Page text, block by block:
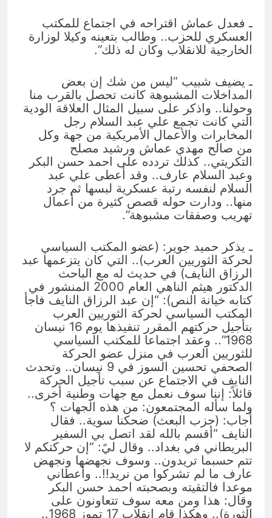
ـ فعدل عماش اقتراحه في اجتماع للمكتب
العسكري للحزب.. وطالب بتعينه وكيلا لوزارة
الخارجية للانقلاب وكان له ذلك”.
ـ يضيف شبيب “ليس من شك إن بعض
المداخلات المشبوهة كانت تحصل بالقرب منا
وحولنا.. واذكر على سبيل المثال العلاقة الودية
التي كانت تجمع علي عبد السلام رجل
المخابرات والأعمال الأمريكية من جهة وكل
من صالح مهدي عماش ورشيد مصلح
التكريتي.. كذلك تردده على احمد حسن البكر
وعبد السلام عارف.. وقد أعطى علي عبد
السلام لنفسه رتبة عسكرية لبسها ثم جرد
منها.. ودارت حوله قصص كثيرة من أعمال
تهريب وصفقات مشبوهة”.
ـ يذكر حميد جوير: (عضو المكتب السياسي
لحركة الثوريين العرب).. التي كان يتزعمها عبد
الرزاق النايف) في حديث له مع الباحث
الدكتور هيثم الناهي العام 2000 المنشور في
كتابه خيانة النص): “إن عبد الرزاق النايف فاجأ
المكتب السياسي لحركة الثوريين العرب
بتأجيل حركتهم المقرر تنفيذها يوم 16 نيسان
1968”.. وعقد اجتماعا للمكتب السياسي
للثوريين العرب في منزل عضو الحركة
الصحفي تحسين السوز في 9 نيسان.. وتحدث
النايف في الاجتماع عن سبب تأجيل الحركة
قائلاً: إننا سوف نعمل مع جهات وطنية أخرى..
ولما سأله المجتمعون: من هذه الجهات ؟
أجاب: (حزب البعث) ضحكنا سوية.. فقال
النايف “أقسم بالله لقد اتصل بي السفير
البريطاني في بغداد.. وقال ليً: “إن حركتكم لا
تتم حسبما تريدون.. وسوف نجهضها ونجهض
عارف ما لم تشركوا من نريد!!.. وأعطاني
موعدا فالتقيته وبصحبته احمد حسن البكر
وقال: هذا ومن معه سوف تتعاونون على
الثورة).. وهكذا قام انقلاب 17 تموز 1968..